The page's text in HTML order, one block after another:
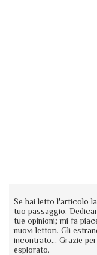
Se hai letto l'articolo
tuo passaggio.
tue opinioni; mi fa
nuovi lettori. Gli
incontrato... Grazie
esplorato.